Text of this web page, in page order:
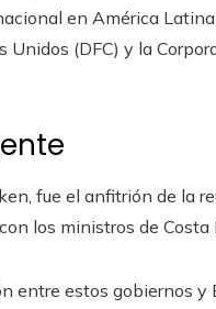
en América
(DFC) y la
fue el anfitrión de la
los ministros de Costa
entre estos gobiernos y